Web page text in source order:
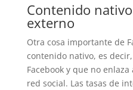
Contenido
externo
Otra cosa importante de
contenido nativo, es
Facebook y que no
red social. Las tasas de